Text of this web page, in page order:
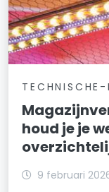
TECHNISCHE-
houd je je
9 februari